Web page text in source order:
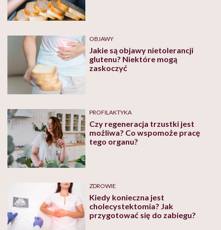
OBJAWY
Jakie są objawy nietolerancji
glutenu? Niektóre mogą
zaskoczyć
PROFILAKTYKA
Czy regeneracja trzustki jest
możliwa? Co wspomoże pracę
tego organu?
ZDROWIE
Kiedy konieczna jest
cholecystektomia? Jak
przygotować się do zabiegu?